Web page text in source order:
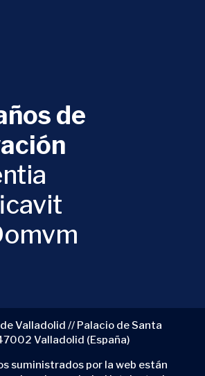
de
Valladolid // Palacio de Santa
Valladolid (España)
suministrados por la web están